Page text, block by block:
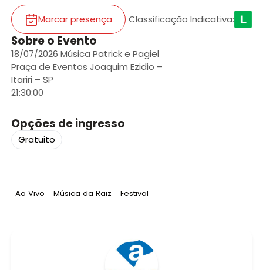
Marcar presença Classificação Indicativa:
Sobre o Evento
18/07/2026 Música Patrick e Pagiel
Praça de Eventos Joaquim Ezidio –
Itariri – SP
21:30:00
Opções de ingresso
Gratuito
Tag:
Ao Vivo Tag:
Música da Raiz Tag:
Festival